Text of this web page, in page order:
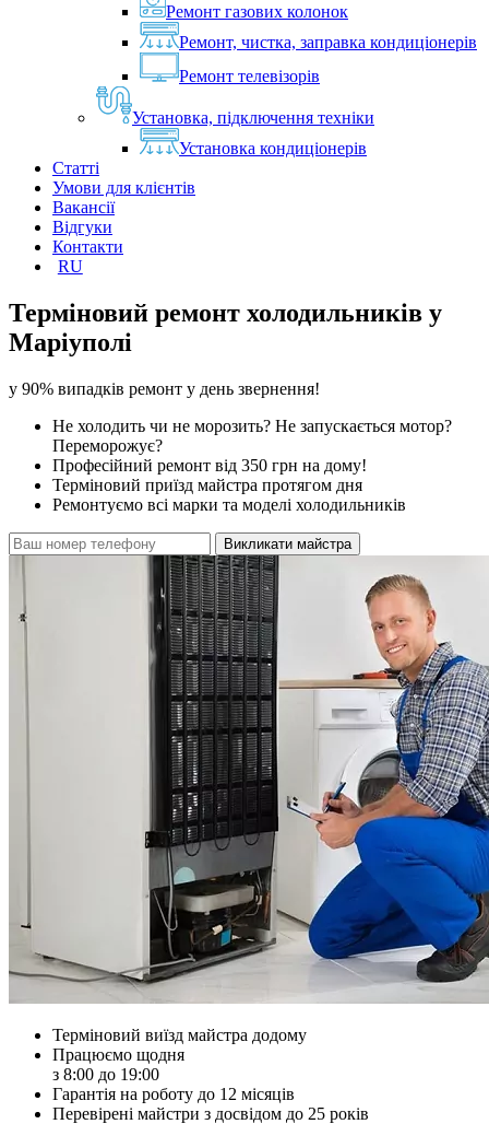
Ремонт газових колонок
Ремонт, чистка, заправка кондиціонерів
Ремонт телевізорів
Установка, підключення техніки
Установка кондиціонерів
Статті
Умови для клієнтів
Вакансії
Відгуки
Контакти
RU
Терміновий ремонт холодильників у
Маріуполі
у 90% випадків ремонт у день звернення!
Не холодить чи не морозить? Не запускається мотор?
Переморожує?
Професійний ремонт від 350 грн на дому!
Терміновий приїзд майстра протягом дня
Ремонтуємо всі марки та моделі холодильників
Викликати майстра
Терміновий виїзд майстра додому
Працюємо щодня
з 8:00 до 19:00
Гарантія на роботу до 12 місяців
Перевірені майстри з досвідом до 25 років